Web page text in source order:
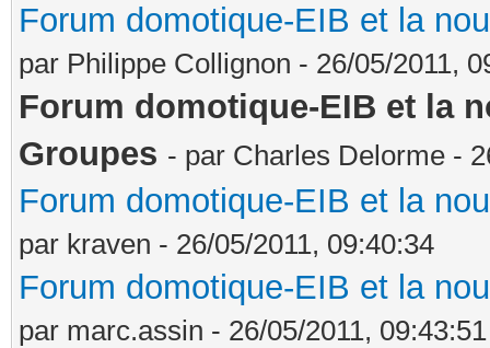
Forum domotique-EIB et la
par Philippe Collignon - 26/05/2011,
Forum domotique-EIB et la
Groupes - par Charles Delorme -
Forum domotique-EIB et la
par kraven - 26/05/2011, 09:40:34
Forum domotique-EIB et la
par marc.assin - 26/05/2011, 09:43:51